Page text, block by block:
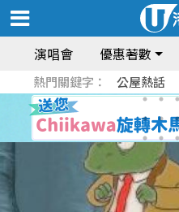
演唱會 優惠著數
熱門關鍵字： 公屋熱話